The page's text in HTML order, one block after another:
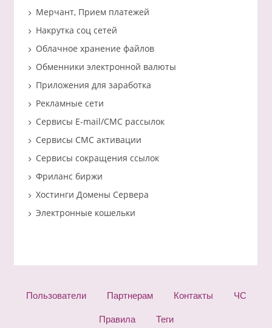
Мерчант, Прием платежей
Накрутка соц сетей
Облачное хранение файлов
Обменники электронной валюты
Приложения для заработка
Рекламные сети
Сервисы E-mail/СМС рассылок
Сервисы СМС активации
Сервисы сокращения ссылок
Фриланс биржи
Хостинги Домены Сервера
Электронные кошельки
Пользователи Партнерам Контакты ЧС
Правила Теги